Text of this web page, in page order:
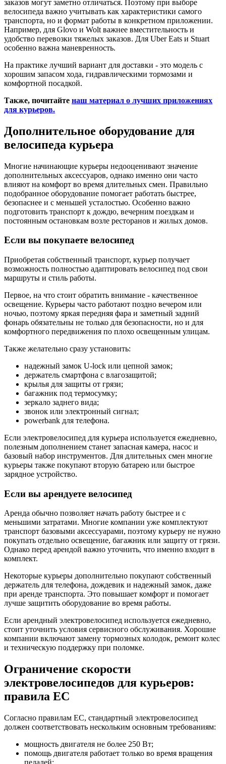
заказов могут заметно отличаться. Поэтому при выборе
велосипеда важно учитывать как характеристики самого
транспорта, но и формат работы в конкретном приложении.
Например, для Glovo и Wolt важнее вместительность и
удобство перевозки тяжелых заказов. Для Uber Eats и Stuart
особенно важна маневренность.
На практике лучший вариант для доставки - это модель с
хорошим запасом хода, гидравлическими тормозами и
комфортной посадкой.
Также, почитайте наш материал о лучших приложениях
для курьеров.
Дополнительное оборудование для
велосипеда курьера
Многие начинающие курьеры недооценивают значение
дополнительных аксессуаров, однако именно они часто
влияют на комфорт во время длительных смен. Правильно
подобранное оборудование помогает работать быстрее,
безопаснее и с меньшей усталостью. Особенно важно
подготовить транспорт к дождю, вечерним поездкам и
постоянным остановкам возле ресторанов и жилых домов.
Если вы покупаете велосипед
Приобретая собственный транспорт, курьер получает
возможность полностью адаптировать велосипед под свои
маршруты и стиль работы.
Первое, на что стоит обратить внимание - качественное
освещение. Курьеры часто работают поздно вечером или
ночью, поэтому яркая передняя фара и заметный задний
фонарь обязательны не только для безопасности, но и для
комфортного передвижения по плохо освещенным улицам.
Также желательно сразу установить:
надежный замок U-lock или цепной замок;
держатель смартфона с влагозащитой;
крылья для защиты от грязи;
багажник под термосумку;
зеркало заднего вида;
звонок или электронный сигнал;
powerbank для телефона.
Если электровелосипед для курьера используется ежедневно,
полезным дополнением станет запасная камера, насос и
базовый набор инструментов. Для длительных смен многие
курьеры также покупают вторую батарею или быстрое
зарядное устройство.
Если вы арендуете велосипед
Аренда обычно позволяет начать работу быстрее и с
меньшими затратами. Многие компании уже комплектуют
транспорт базовыми аксессуарами, поэтому курьеру не нужно
покупать отдельно освещение, багажник или защиту от грязи.
Однако перед арендой важно уточнить, что именно входит в
комплект.
Некоторые курьеры дополнительно покупают собственный
держатель для телефона, дождевик и надежный замок, даже
при аренде транспорта. Это повышает комфорт и помогает
лучше защитить оборудование во время работы.
Если арендный электровелосипед используется ежедневно,
стоит уточнить условия сервисного обслуживания. Хорошие
компании включают замену тормозных колодок, ремонт колес
и техническую поддержку при поломке.
Ограничение скорости
электровелосипедов для курьеров:
правила ЕС
Согласно правилам ЕС, стандартный электровелосипед
должен соответствовать нескольким основным требованиям:
мощность двигателя не более 250 Вт;
помощь двигателя работает только во время вращения